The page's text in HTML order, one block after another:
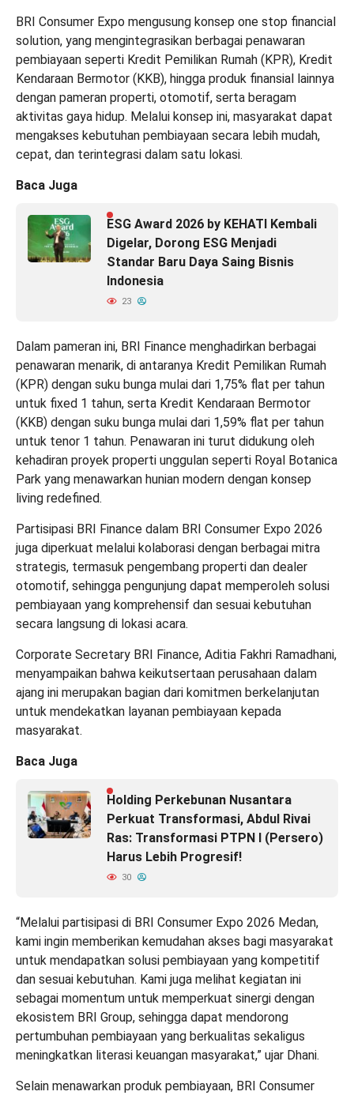
BRI Consumer Expo mengusung konsep one stop financial
solution, yang mengintegrasikan berbagai penawaran
pembiayaan seperti Kredit Pemilikan Rumah (KPR), Kredit
Kendaraan Bermotor (KKB), hingga produk finansial lainnya
dengan pameran properti, otomotif, serta beragam
aktivitas gaya hidup. Melalui konsep ini, masyarakat dapat
mengakses kebutuhan pembiayaan secara lebih mudah,
cepat, dan terintegrasi dalam satu lokasi.
Baca Juga
ESG Award 2026 by KEHATI Kembali
Digelar, Dorong ESG Menjadi
Standar Baru Daya Saing Bisnis
Indonesia
23
Dalam pameran ini, BRI Finance menghadirkan berbagai
penawaran menarik, di antaranya Kredit Pemilikan Rumah
(KPR) dengan suku bunga mulai dari 1,75% flat per tahun
untuk fixed 1 tahun, serta Kredit Kendaraan Bermotor
(KKB) dengan suku bunga mulai dari 1,59% flat per tahun
untuk tenor 1 tahun. Penawaran ini turut didukung oleh
kehadiran proyek properti unggulan seperti Royal Botanica
Park yang menawarkan hunian modern dengan konsep
living redefined.
Partisipasi BRI Finance dalam BRI Consumer Expo 2026
juga diperkuat melalui kolaborasi dengan berbagai mitra
strategis, termasuk pengembang properti dan dealer
otomotif, sehingga pengunjung dapat memperoleh solusi
pembiayaan yang komprehensif dan sesuai kebutuhan
secara langsung di lokasi acara.
Corporate Secretary BRI Finance, Aditia Fakhri Ramadhani,
menyampaikan bahwa keikutsertaan perusahaan dalam
ajang ini merupakan bagian dari komitmen berkelanjutan
untuk mendekatkan layanan pembiayaan kepada
masyarakat.
Baca Juga
Holding Perkebunan Nusantara
Perkuat Transformasi, Abdul Rivai
Ras: Transformasi PTPN I (Persero)
Harus Lebih Progresif!
30
“Melalui partisipasi di BRI Consumer Expo 2026 Medan,
kami ingin memberikan kemudahan akses bagi masyarakat
untuk mendapatkan solusi pembiayaan yang kompetitif
dan sesuai kebutuhan. Kami juga melihat kegiatan ini
sebagai momentum untuk memperkuat sinergi dengan
ekosistem BRI Group, sehingga dapat mendorong
pertumbuhan pembiayaan yang berkualitas sekaligus
meningkatkan literasi keuangan masyarakat,” ujar Dhani.
Selain menawarkan produk pembiayaan, BRI Consumer